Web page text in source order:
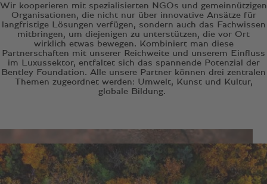
Wir kooperieren mit spezialisierten NGOs und gemeinnützigen
Organisationen, die nicht nur über innovative Ansätze für
langfristige Lösungen verfügen, sondern auch das Fachwissen
mitbringen, um diejenigen zu unterstützen, die vor Ort
wirklich etwas bewegen. Kombiniert man diese
Partnerschaften mit unserer Reichweite und unserem Einfluss
im Luxussektor, entfaltet sich das spannende Potenzial der
Bentley Foundation. Alle unsere Partner können drei zentralen
Themen zugeordnet werden: Umwelt, Kunst und Kultur,
globale Bildung.